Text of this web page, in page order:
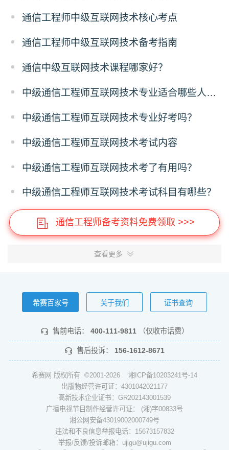
通信工程师中级互联网技术核心考点
通信工程师中级互联网技术备考指南
通信中级互联网技术课程哪家好？
中级通信工程师互联网技术专业适合哪些人考？
中级通信工程师互联网技术专业好考吗？
中级通信工程师互联网技术考试内容
中级通信工程师互联网技术考了有用吗？
中级通信工程师互联网技术考试科目有哪些？
通信工程师备考资料免费领取 >>>
查看更多
希赛百家号 关于我们 证书查询
售前电话： 400-111-9811 （仅收市话费）
售后投诉： 156-1612-8671
希赛网 版权所有 ©2001-2026 湘ICP备10203241号-14
出版物经营许可证：4301042021177
高新技术企业证书：GR202143001539
广播电视节目制作经营许可证： (湘)字00833号
湘公网安备43019002000749号
违法和不良信息举报电话：15673157832
举报/反馈/投诉邮箱：ujigu@ujigu.com